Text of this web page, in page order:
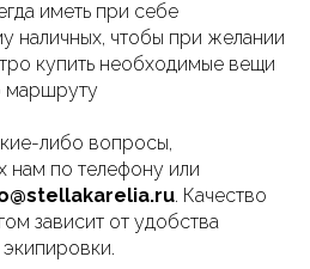
иметь при себе
наличных, чтобы при желании
купить необходимые вещи
маршруту
либо вопросы,
нам по телефону или
. Качество
зависит от удобства